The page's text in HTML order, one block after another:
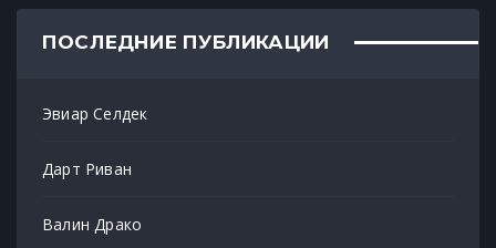
ПОСЛЕДНИЕ ПУБЛИКАЦИИ
Эвиар Селдек
Дарт Риван
Валин Драко